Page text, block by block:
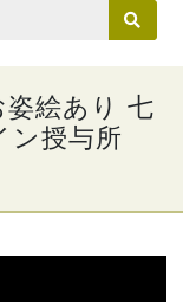
姿絵あり 七
ン授与所